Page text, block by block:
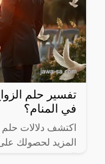
تفسير حلم
في المنام؟
اكتشف دلالات حلم
المزيد لحصولك